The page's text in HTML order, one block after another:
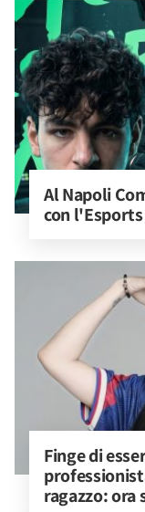
Al Napoli
con
Finge di
ragazzo: ora